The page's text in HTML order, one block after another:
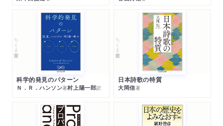
ちくま学芸文庫
科学的発見のパターン
Ｎ．Ｒ．ハンソン著村上陽一郎訳
ちくま学芸文庫
日本詩歌の特質
大岡信著